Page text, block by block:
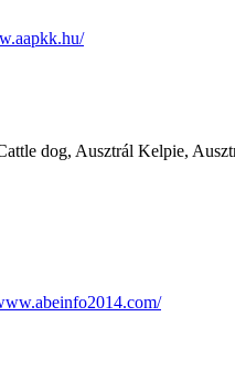
dog, Ausztrál Kelpie,